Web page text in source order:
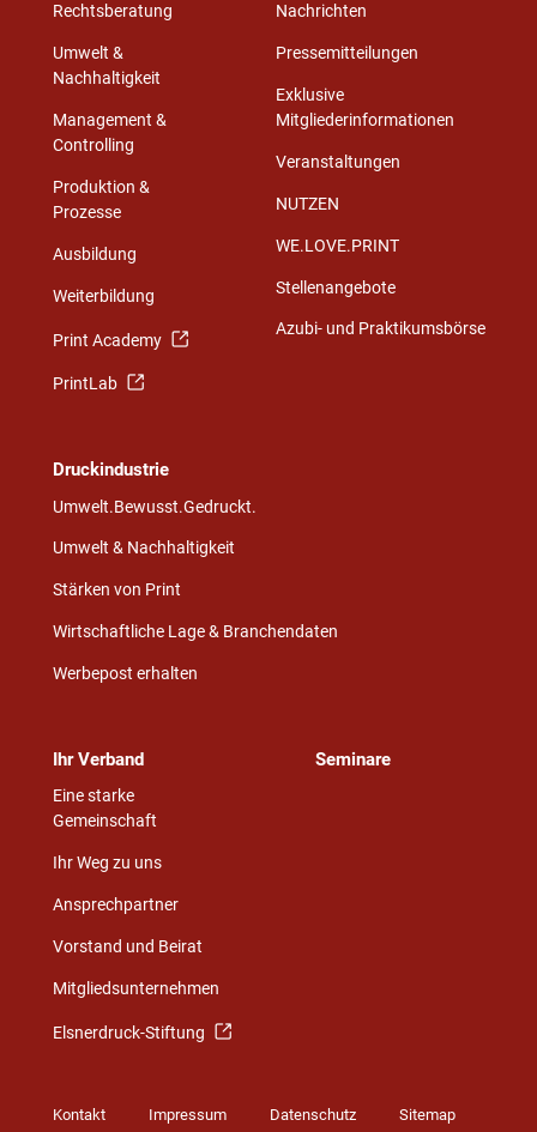
Rechtsberatung
Umwelt &
Nachhaltigkeit
Management &
Controlling
Produktion &
Prozesse
Ausbildung
Weiterbildung
Print Academy
PrintLab
Nachrichten
Pressemitteilungen
Exklusive
Mitgliederinformationen
Veranstaltungen
NUTZEN
WE.LOVE.PRINT
Stellenangebote
Azubi- und Praktikumsbörse
Druckindustrie
Umwelt.Bewusst.Gedruckt.
Umwelt & Nachhaltigkeit
Stärken von Print
Wirtschaftliche Lage & Branchendaten
Werbepost erhalten
Ihr Verband
Eine starke
Gemeinschaft
Ihr Weg zu uns
Ansprechpartner
Vorstand und Beirat
Mitgliedsunternehmen
Elsnerdruck-Stiftung
Seminare
Kontakt Impressum Datenschutz Sitemap